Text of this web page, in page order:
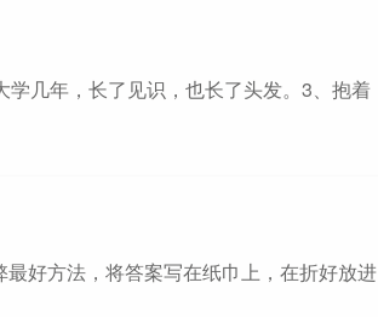
学几年，长了见识，也长了头发。3、抱着
好方法，将答案写在纸巾上，在折好放进